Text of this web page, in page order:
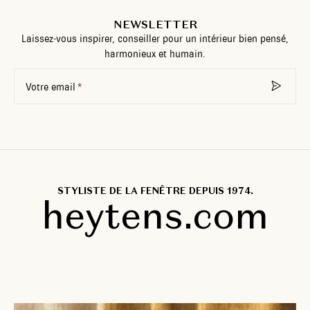
NEWSLETTER
Laissez-vous inspirer, conseiller pour un intérieur bien pensé,
harmonieux et humain.
Votre email
STYLISTE DE LA FENÊTRE DEPUIS 1974.
heytens.com